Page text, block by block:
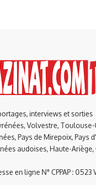
interviews et sorties
Volvestre,
Pays de Mirepoix, Pays
audoises, Haute-Ariège,
en ligne N° CPPAP : 0523